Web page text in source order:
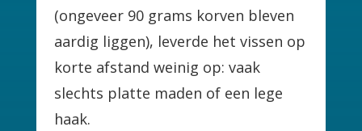
(ongeveer 90 grams korven bleven
aardig liggen), leverde het vissen op
korte afstand weinig op: vaak
slechts platte maden of een lege
haak.